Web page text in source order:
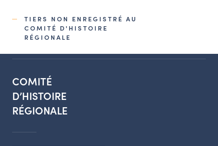
TIERS NON ENREGISTRÉ AU
COMITÉ D'HISTOIRE
RÉGIONALE
COMITÉ
D’HISTOIRE
RÉGIONALE